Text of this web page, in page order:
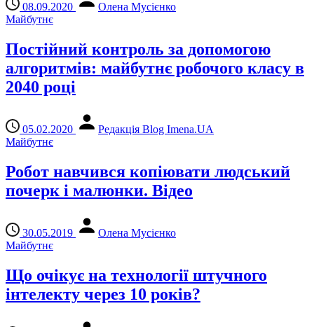
08.09.2020
Олена Мусієнко
Майбутнє
Постійний контроль за допомогою
алгоритмів: майбутнє робочого класу в
2040 році
05.02.2020
Редакція Blog Imena.UA
Майбутнє
Робот навчився копіювати людський
почерк і малюнки. Відео
30.05.2019
Олена Мусієнко
Майбутнє
Що очікує на технології штучного
інтелекту через 10 років?